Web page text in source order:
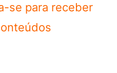
se para receber